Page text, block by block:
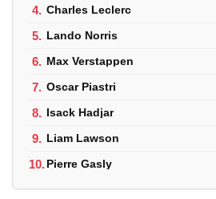
4. Charles Leclerc
5. Lando Norris
6. Max Verstappen
7. Oscar Piastri
8. Isack Hadjar
9. Liam Lawson
10.Pierre Gasly